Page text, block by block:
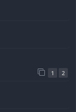
1 2